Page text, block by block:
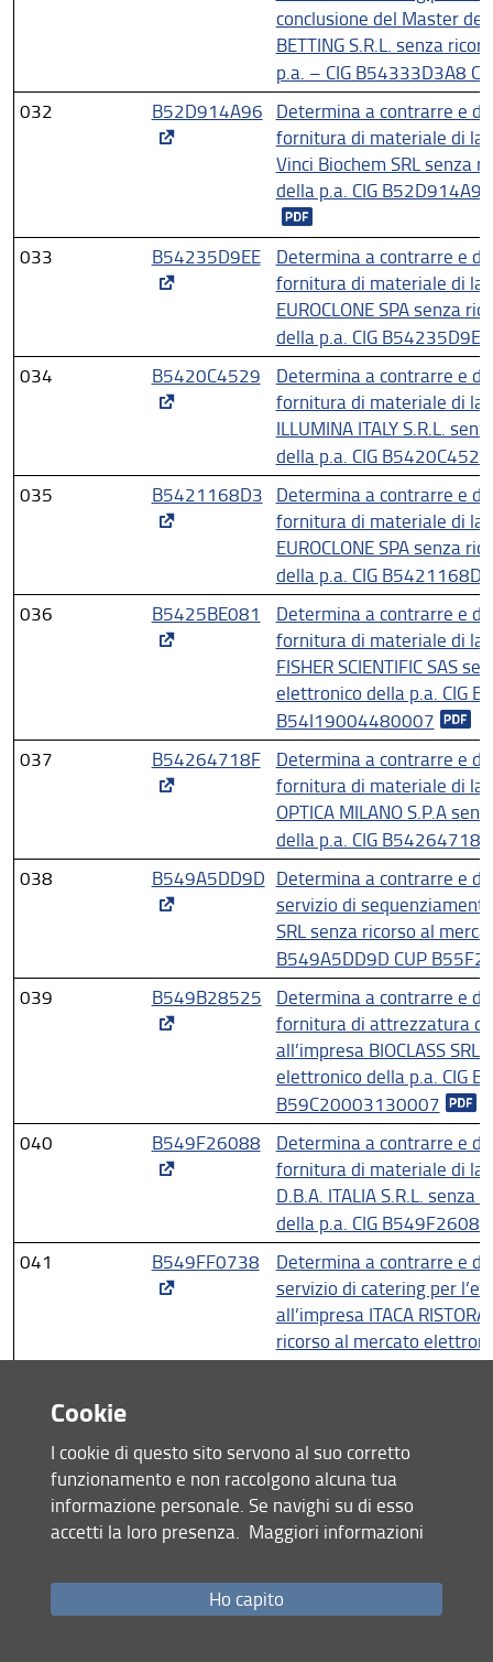
conclusione del Master
BETTING S.R.L. senza
p.a. – CIG B54333D3A8
032
B52D914A96
Determina a contrarre e
fornitura di materiale di
Vinci Biochem SRL senza
della p.a. CIG
033 B54235D9EE
Determina a contrarre e
fornitura di materiale di
EUROCLONE SPA senza
della p.a. CIG
034
B5420C4529
Determina a contrarre e
fornitura di materiale di
ILLUMINA ITALY S.R.L.
della p.a. CIG
035
B5421168D3
Determina a contrarre e
fornitura di materiale di
EUROCLONE SPA senza
della p.a. CIG
036
B5425BE081
Determina a contrarre e
fornitura di materiale di
FISHER SCIENTIFIC SAS
elettronico della p.a. CIG
B54I19004480007
037
B54264718F
Determina a contrarre e
fornitura di materiale di
OPTICA MILANO S.P.A
della p.a. CIG
038
B549A5DD9D Determina a contrarre e
servizio di sequenziamento
SRL senza ricorso al
B549A5DD9D CUP
039
B549B28525
Determina a contrarre e
fornitura di attrezzatura di
all’impresa BIOCLASS
elettronico della p.a. CIG
B59C20003130007
040
B549F26088
Determina a contrarre e
fornitura di materiale di
D.B.A. ITALIA S.R.L.
della p.a. CIG
041
B549FF0738
Determina a contrarre e
servizio di catering per
all’impresa ITACA
ricorso al mercato
B549FF0738 CUP ESENTE
042
all’impresa
elettronico della p.a. – CIG
B55F21007810001
fornitura di materiale di
Bio-Rad Laboratories S.r.l
Cookie
I cookie di questo sito servono al suo corretto
funzionamento e non raccolgono alcuna tua
informazione personale. Se navighi su di esso
accetti la loro presenza. Maggiori informazioni
Ho capito